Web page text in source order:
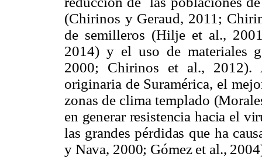
(Chirinos y Geraud, 2011;
de semilleros (Hilje et al.,
2014) y el uso de materiales
2000; Chirinos et al., 2012).
originaria de Suramérica, el
zonas de clima templado
en generar resistencia hacia el
las grandes pérdidas que ha
y Nava, 2000; Gómez et al.,